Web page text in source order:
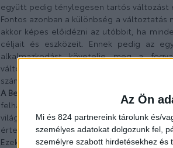
Az Ön
Mi és 824 partnereink tárolunk és/
személyes adatokat dolgozunk fel,
személyre szabott hirdetésekhez
együtt pedig ténylegesen tartós változást
Fontos azonban a különbség a
akkor képes előidézni az utóbbit, ha
céljait és eszközeit. Ennek pedig az
alkalmazkodást követelje meg a
változtatásban, akik tudatos döntéssel
szándékoznak változtatni életvitelükön.
A Beyond Zero stratégia középpontjában
felhasználó, aki a jármű használata
világgal. Elsődlegesen magával az
értelemben vett emberi közösségekkel és
Ezek az interakciók nem csak az autó